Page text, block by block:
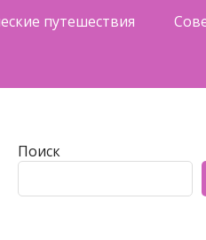
путешествия
Поиск